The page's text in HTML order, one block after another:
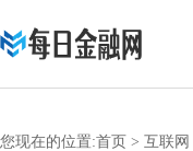
您现在的位置:首页 > 互联网